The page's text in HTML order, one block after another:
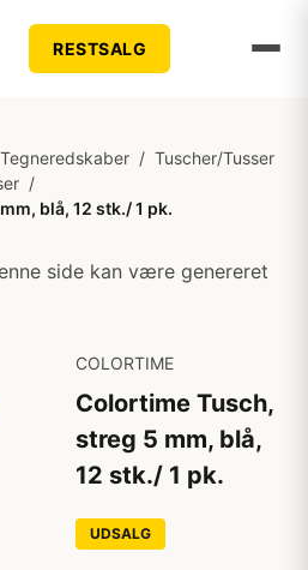
RESTSALG
Tegneredskaber / Tuscher/Tusser
/
blå, 12 stk./ 1 pk.
side kan være genereret
COLORTIME
Colortime Tusch,
streg 5 mm, blå,
12 stk./ 1 pk.
UDSALG